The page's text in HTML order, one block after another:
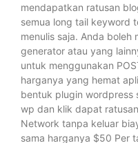
mendapatkan ratusan
semua long tail keyword
menulis saja. Anda
generator atau yang
untuk menggunakan
harganya yang hemat
bentuk plugin wordpress
wp dan klik dapat
Network tanpa keluar
sama harganya $50 Per